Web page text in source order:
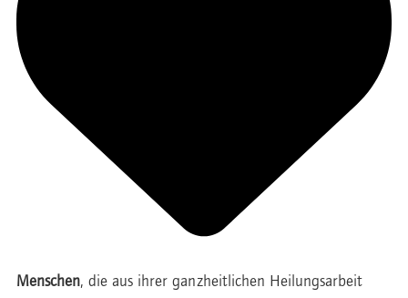
Menschen, die aus ihrer ganzheitlichen Heilungsarbeit